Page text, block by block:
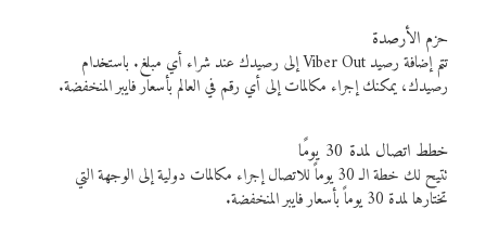
حزم الأرصدة
تتم إضافة رصيد Viber Out إلى رصيدك عند شراء أي مبلغ. باستخدام
رصيدك، يمكنك إجراء مكالمات إلى أي رقم في العالم بأسعار فايبر المنخفضة.
خطط اتصال لمدة 30 يومًا
تتيح لك خطة الـ 30 يوماً للاتصال إجراء مكالمات دولية إلى الوجهة التي
تختارها لمدة 30 يوماً بأسعار فايبر المنخفضة.